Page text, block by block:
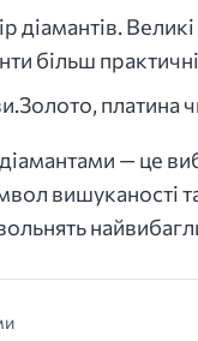
діамантів.
більш
платина
— це
вишуканості